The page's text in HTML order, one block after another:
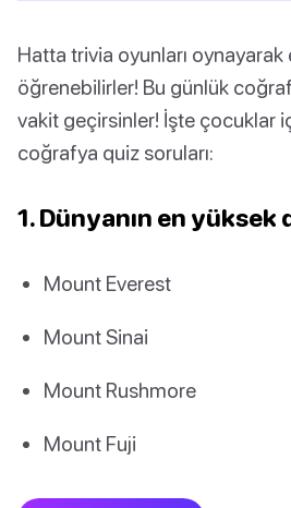
Hatta trivia oyunları oynayarak
öğrenebilirler! Bu günlük
vakit geçirsinler! İşte çocuklar
coğrafya quiz soruları:
1. Dünyanın en yüksek
Mount Everest
Mount Sinai
Mount Rushmore
Mount Fuji